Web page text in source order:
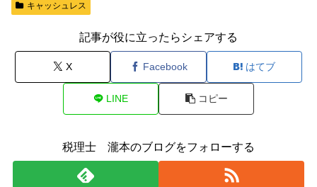
キャッシュレス
記事が役に立ったらシェアする
X Facebook はてブ
LINE コピー
税理士 瀧本のブログをフォローする